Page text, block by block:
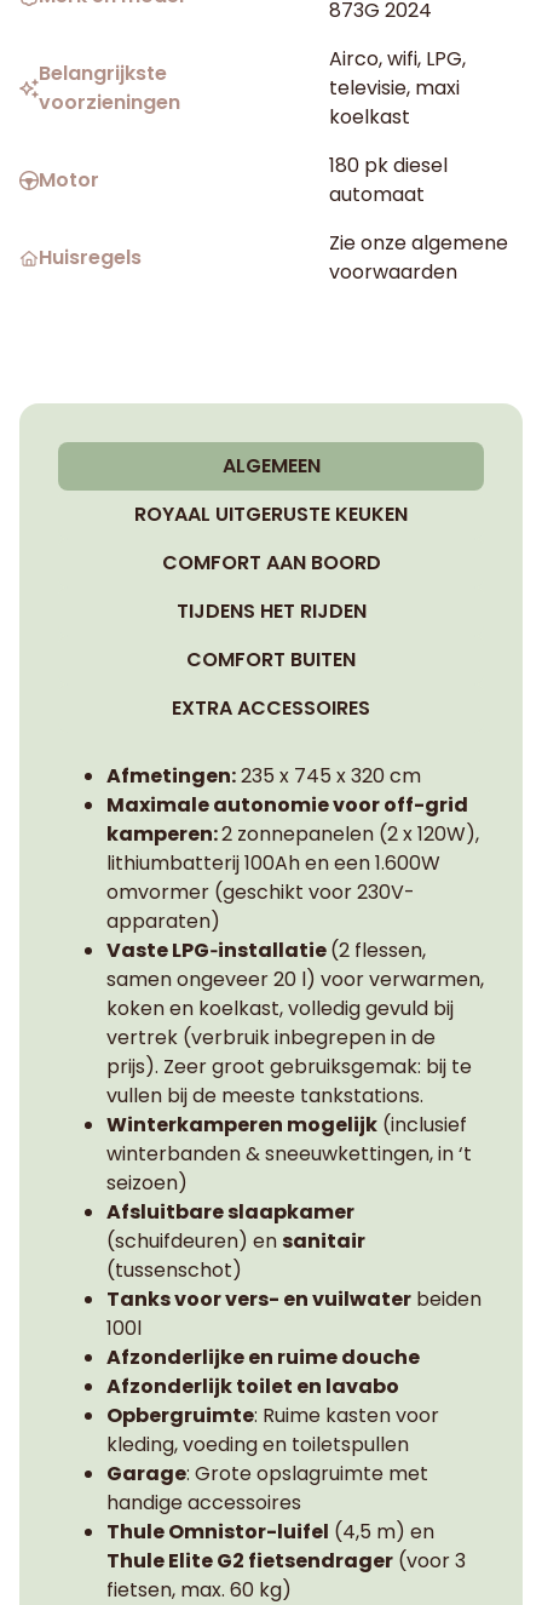
873G 2024
Belangrijkste
voorzieningen
Airco, wifi, LPG,
televisie, maxi
koelkast
Motor
180 pk diesel
automaat
Huisregels
Zie onze algemene
voorwaarden
ALGEMEEN
ROYAAL UITGERUSTE KEUKEN
COMFORT AAN BOORD
TIJDENS HET RIJDEN
COMFORT BUITEN
EXTRA ACCESSOIRES
Afmetingen:235 x 745 x 320 cm
Maximale autonomie voor off-grid
kamperen:2 zonnepanelen (2 x 120W),
lithiumbatterij 100Ah en een 1.600W
omvormer (geschikt voor 230V-
apparaten)
Vaste LPG‑installatie(2 flessen,
samen ongeveer 20 l) voor verwarmen,
koken en koelkast, volledig gevuld bij
vertrek (verbruik inbegrepen in de
prijs). Zeer groot gebruiksgemak: bij te
vullen bij de meeste tankstations.
Winterkamperen mogelijk (inclusief
winterbanden & sneeuwkettingen, in ‘t
seizoen)
Afsluitbare slaapkamer
(schuifdeuren) ensanitair
(tussenschot)
Tanks voor vers- en vuilwater beiden
100l
Afzonderlijke en ruime douche
Afzonderlijk toilet en lavabo
Opbergruimte: Ruime kasten voor
kleding, voeding en toiletspullen
Garage: Grote opslagruimte met
handige accessoires
Thule Omnistor-luifel (4,5 m) en
Thule Elite G2 fietsendrager (voor 3
fietsen, max. 60 kg)